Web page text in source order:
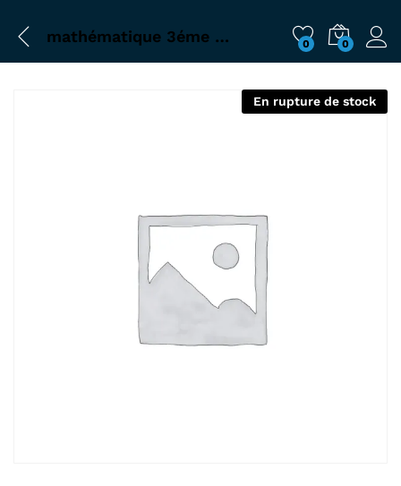
mathématique 3éme année collége 0 0
En rupture de stock